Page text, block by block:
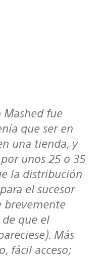
que ser en
una tienda, y
unos 25 o 35
la distribución
el sucesor
brevemente
de que el
Más
fácil acceso;